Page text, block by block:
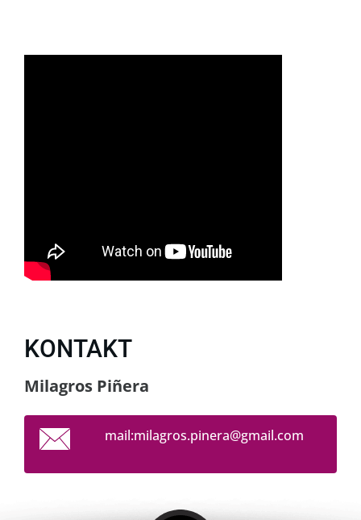
KONTAKT
Milagros Piñera
mail:milagros.pinera@gmail.com